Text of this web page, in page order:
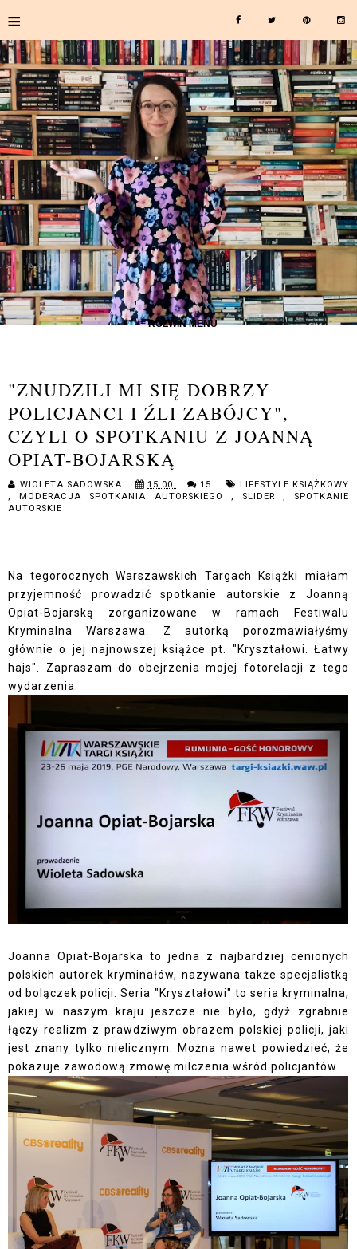
≡
≡ ROZWIŃ MENU
"ZNUDZILI MI SIĘ DOBRZY
POLICJANCI I ŹLI ZABÓJCY",
CZYLI O SPOTKANIU Z JOANNĄ
OPIAT-BOJARSKĄ
WIOLETA SADOWSKA 15:00 15
LIFESTYLE KSIĄŻKOWY
,
MODERACJA SPOTKANIA AUTORSKIEGO, SLIDER, SPOTKANIE
AUTORSKIE
Na tegorocznych Warszawskich Targach Książki miałam
przyjemność prowadzić spotkanie autorskie z Joanną
Opiat-Bojarską zorganizowane w ramach Festiwalu
Kryminalna Warszawa. Z autorką porozmawiałyśmy
głównie o jej najnowszej książce pt. "Kryształowi. Łatwy
hajs". Zapraszam do obejrzenia mojej fotorelacji z tego
wydarzenia.
Joanna Opiat-Bojarska to jedna z najbardziej cenionych
polskich autorek kryminałów, nazywana także specjalistką
od bolączek policji. Seria "Kryształowi" to seria kryminalna,
jakiej w naszym kraju jeszcze nie było, gdyż zgrabnie
łączy realizm z prawdziwym obrazem polskiej policji, jaki
jest znany tylko nielicznym. Można nawet powiedzieć, że
pokazuje zawodową zmowę milczenia wśród policjantów.